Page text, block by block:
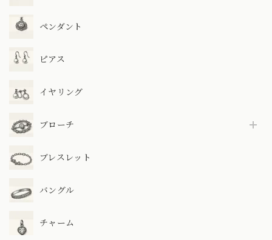
ペンダント
ピアス
イヤリング
ブローチ
ブレスレット
バングル
チャーム